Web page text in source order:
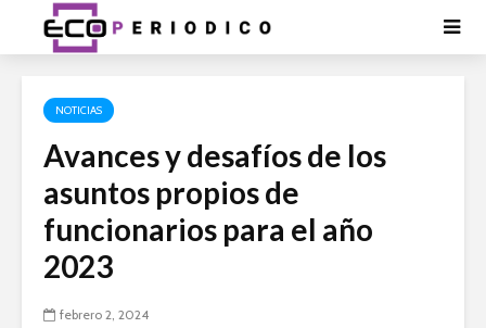
NOTICIAS
Avances y desafíos de los
asuntos propios de
funcionarios para el año
2023
febrero 2, 2024